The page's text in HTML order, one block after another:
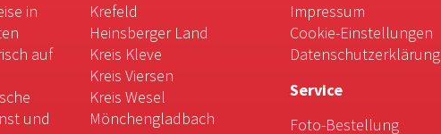
in
auf
und
Krefeld
Heinsberger Land
Kreis Kleve
Kreis Viersen
Kreis Wesel
Mönchengladbach
Impressum
Cookie-Einstellungen
Datenschutzerklärung
Service
Foto-Bestellung